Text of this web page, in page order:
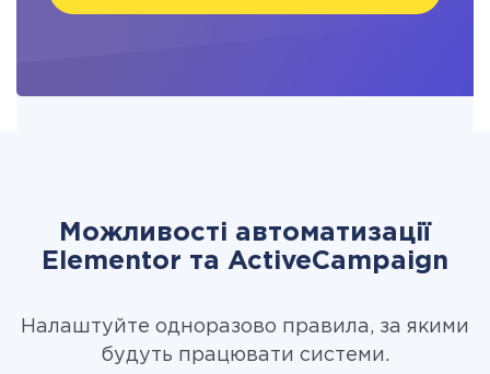
Можливості автоматизації
Elementor та ActiveCampaign
Налаштуйте одноразово правила, за якими
будуть працювати системи.